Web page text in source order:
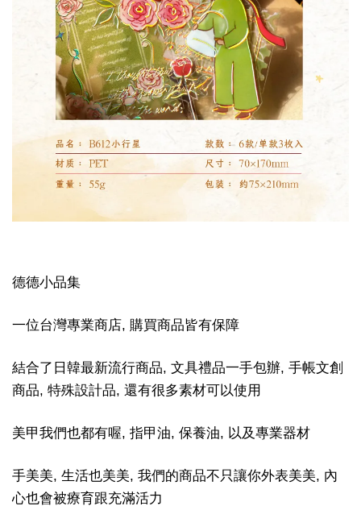
德德小品集
一位台灣專業商店, 購買商品皆有保障
結合了日韓最新流行商品, 文具禮品一手包辦, 手帳文創
商品, 特殊設計品, 還有很多素材可以使用
美甲我們也都有喔, 指甲油, 保養油, 以及專業器材
手美美, 生活也美美, 我們的商品不只讓你外表美美, 內
心也會被療育跟充滿活力